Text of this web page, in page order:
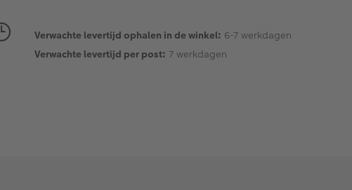
Verwachte levertijd ophalen in de winkel: 6-7 werkdagen
Verwachte levertijd per post: 7 werkdagen